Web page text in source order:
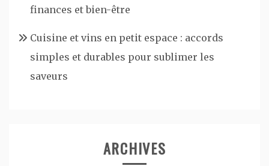
finances et bien-être
Cuisine et vins en petit espace : accords
simples et durables pour sublimer les
saveurs
ARCHIVES